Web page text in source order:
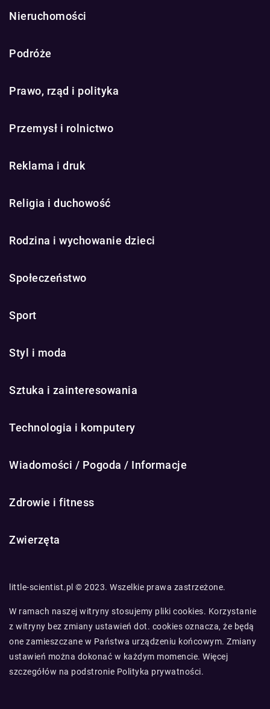
Nieruchomości
Podróże
Prawo, rząd i polityka
Przemysł i rolnictwo
Reklama i druk
Religia i duchowość
Rodzina i wychowanie dzieci
Społeczeństwo
Sport
Styl i moda
Sztuka i zainteresowania
Technologia i komputery
Wiadomości / Pogoda / Informacje
Zdrowie i fitness
Zwierzęta
little-scientist.pl © 2023. Wszelkie prawa zastrzeżone.
W ramach naszej witryny stosujemy pliki cookies. Korzystanie
z witryny bez zmiany ustawień dot. cookies oznacza, że będą
one zamieszczane w Państwa urządzeniu końcowym. Zmiany
ustawień można dokonać w każdym momencie. Więcej
szczegółów na podstronie Polityka prywatności.